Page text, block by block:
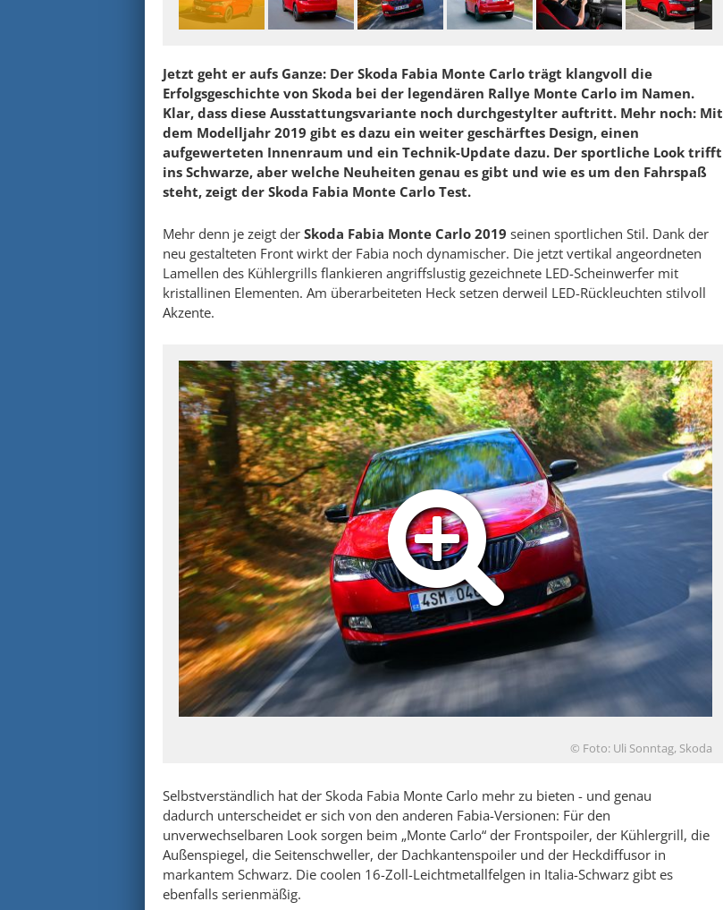
Jetzt geht er aufs Ganze: Der Skoda Fabia Monte Carlo trägt klangvoll die
Erfolgsgeschichte von Skoda bei der legendären Rallye Monte Carlo im Namen.
Klar, dass diese Ausstattungsvariante noch durchgestylter auftritt. Mehr noch: Mit
dem Modelljahr 2019 gibt es dazu ein weiter geschärftes Design, einen
aufgewerteten Innenraum und ein Technik-Update dazu. Der sportliche Look trifft
ins Schwarze, aber welche Neuheiten genau es gibt und wie es um den Fahrspaß
steht, zeigt der Skoda Fabia Monte Carlo Test.
Mehr denn je zeigt der Skoda Fabia Monte Carlo 2019 seinen sportlichen Stil. Dank der
neu gestalteten Front wirkt der Fabia noch dynamischer. Die jetzt vertikal angeordneten
Lamellen des Kühlergrills flankieren angriffslustig gezeichnete LED-Scheinwerfer mit
kristallinen Elementen. Am überarbeiteten Heck setzen derweil LED-Rückleuchten stilvoll
Akzente.
© Foto: Uli Sonntag, Skoda
Selbstverständlich hat der Skoda Fabia Monte Carlo mehr zu bieten - und genau
dadurch unterscheidet er sich von den anderen Fabia-Versionen: Für den
unverwechselbaren Look sorgen beim „Monte Carlo“ der Frontspoiler, der Kühlergrill, die
Außenspiegel, die Seitenschweller, der Dachkantenspoiler und der Heckdiffusor in
markantem Schwarz. Die coolen 16-Zoll-Leichtmetallfelgen in Italia-Schwarz gibt es
ebenfalls serienmäßig.